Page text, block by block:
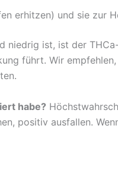
erhitzen) und sie zur
niedrig ist, ist der
führt. Wir
habe?
positiv ausfallen.